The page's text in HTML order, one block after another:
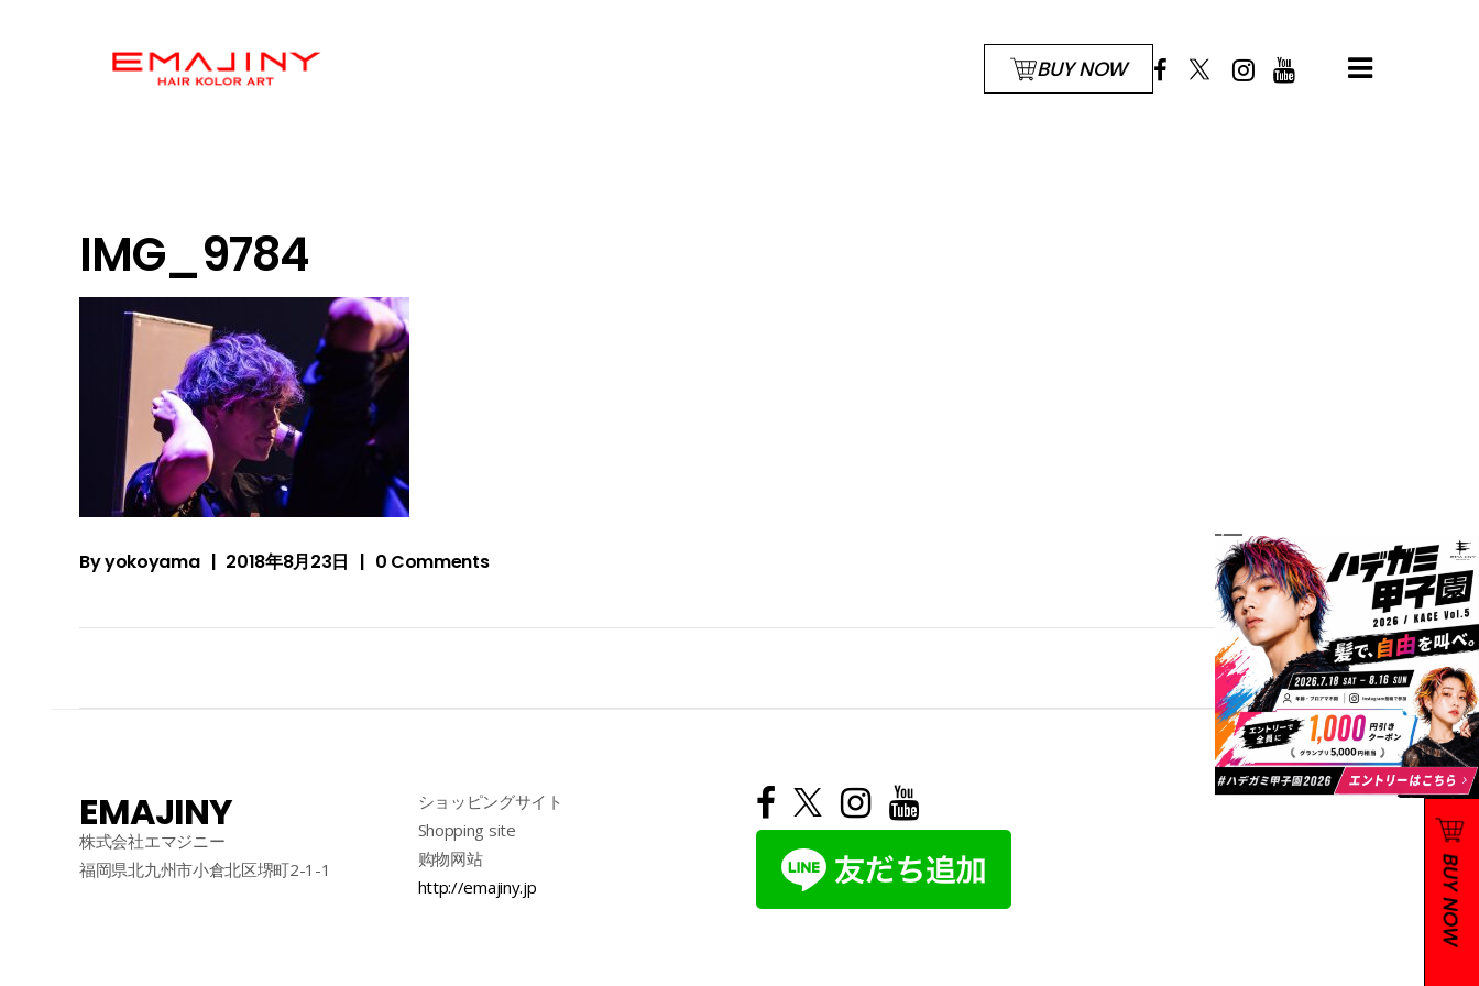
BUY NOW
IMG_9784
Byyokoyama 2018年8月23日 0 Comments
EMAJINY
株式会社エマジニー
福岡県北九州市小倉北区堺町2-1-1
ショッピングサイト
Shopping site
购物网站
http://emajiny.jp